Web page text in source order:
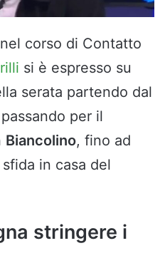
corso di Contatto
si è espresso su
serata partendo dal
per il
Biancolino, fino ad
in casa del
stringere i